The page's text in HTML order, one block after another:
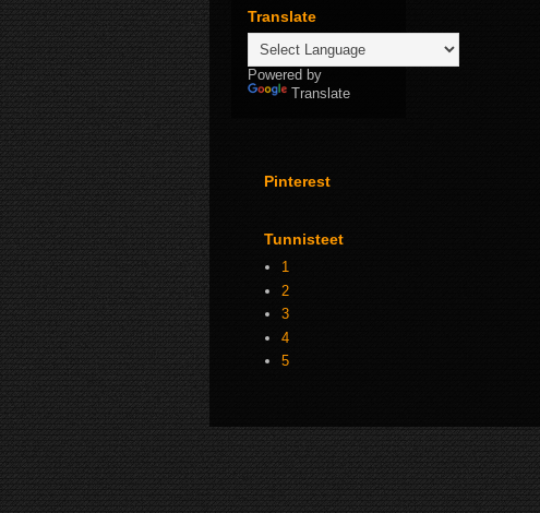
Translate
Powered by
Translate
Pinterest
Tunnisteet
1
2
3
4
5